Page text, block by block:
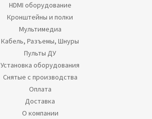
HDMI оборудование
Кронштейны и полки
Мультимедиа
Кабель, Разъемы, Шнуры
Пульты ДУ
Установка оборудования
Снятые с производства
Оплата
Доставка
О компании